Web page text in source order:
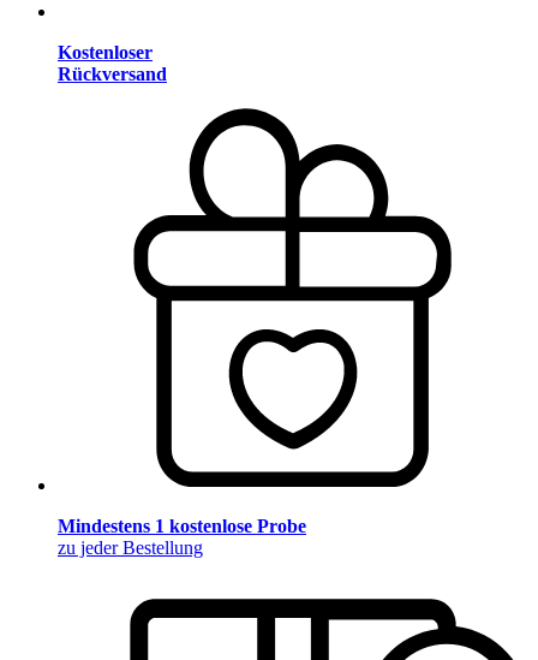
Kostenloser
Rückversand
Mindestens 1 kostenlose Probe
zu jeder Bestellung